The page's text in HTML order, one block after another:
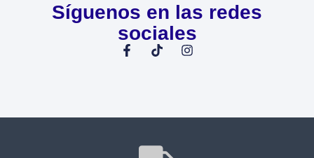
Síguenos en las redes
sociales